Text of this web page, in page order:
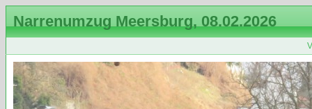
Narrenumzug Meersburg, 08.02.2026